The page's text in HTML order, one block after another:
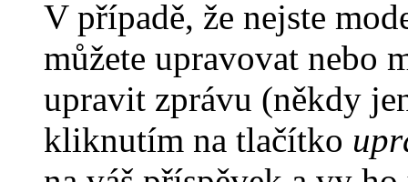
V případě, že nejste
můžete upravovat nebo
upravit zprávu (někdy
kliknutím na tlačítko